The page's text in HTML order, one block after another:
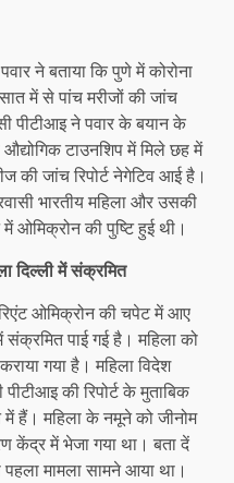
ने बताया कि पुणे में कोरोना
में से पांच मरीजों की जांच
पीटीआइ ने पवार के बयान के
औद्योगिक टाउनशिप में मिले छह में
की जांच रिपोर्ट नेगेटिव आई है।
भारतीय महिला और उसकी
में ओमिक्रोन की पुष्टि हुई थी।
दिल्ली में संक्रमित
ओमिक्रोन की चपेट में आए
संक्रमित पाई गई है। महिला को
गया है। महिला विदेश
की रिपोर्ट के मुताबिक
हैं। महिला के नमूने को जीनोम
केंद्र में भेजा गया था। बता दें
पहला मामला सामने आया था।